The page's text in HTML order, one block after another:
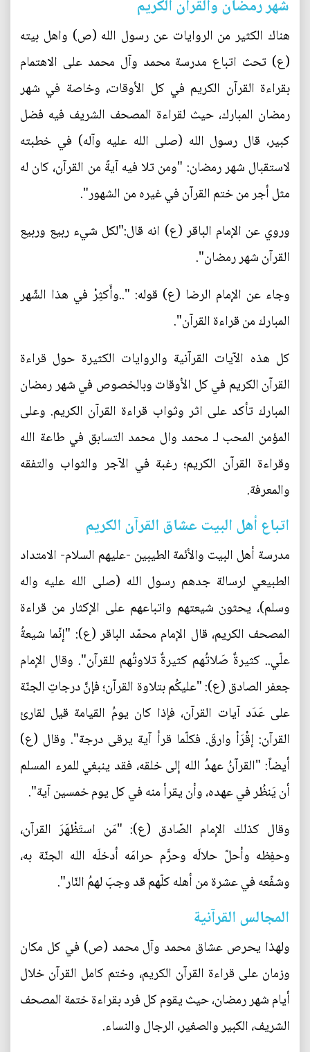
شهر رمضان والقران الكريم
هناك الكثير من الروايات عن رسول الله (ص) واهل بيته
(ع) تحث اتباع مدرسة محمد وآل محمد على الاهتمام
بقراءة القرآن الكريم في كل الأوقات، وخاصة في شهر
رمضان المبارك، حيث لقراءة المصحف الشريف فيه فضل
كبير، قال رسول الله (صلى الله عليه وآله) في خطبته
لاستقبال شهر رمضان: "ومن تلا فيه آيةً من القرآن، كان له
مثل أجر من ختم القرآن في غيره من الشهور".
وروي عن الإمام الباقر (ع) انه قال:"لكل شيء ربيع وربيع
القرآن شهر رمضان".
وجاء عن الإمام الرضا (ع) قوله: "..وأَكثِرْ في هذا الشّهر
المبارك من قراءة القرآن".
كل هذه الآيات القرآنية والروايات الكثيرة حول قراءة
القرآن الكريم في كل الأوقات وبالخصوص في شهر رمضان
المبارك تأكد على اثر وثواب قراءة القرآن الكريم. وعلى
المؤمن المحب لـ محمد وال محمد التسابق في طاعة الله
وقراءة القرآن الكريم؛ رغبة في الآجر والثواب والتفقه
والمعرفة.
اتباع أهل البيت عشاق القرآن الكريم
مدرسة أهل البيت والأئمة الطيبين -عليهم السلام- الامتداد
الطبيعي لرسالة جدهم رسول الله (صلى الله عليه واله
وسلم)، يحثون شيعتهم واتباعهم على الإكثار من قراءة
المصحف الكريم، قال الإمام محمّد الباقر (ع): "إنّما شيعةُ
علّي.. كثيرةٌ صَلاتُهم كثيرةٌ تلاوتُهم للقرآن". وقال الإمام
جعفر الصادق (ع): "عليكُم بتلاوة القرآن؛ فإنَّ درجاتِ الجنّة
على عَدَد آيات القرآن، فإذا كان يومُ القيامة قيل لقارئ
القرآن: إقْرَاْ وارقَ. فكلّما قرأ آية يرقى درجة". وقال (ع)
أيضاً: "القرآنُ عهدُ الله إلى خلقه، فقد ينبغي للمرء المسلم
أن يَنظُر في عهده، وأن يقرأ منه في كل يوم خمسين آية".
وقال كذلك الإمام الصّادق (ع): "مَن استَظْهَرَ القرآن،
وحفِظه وأحلّ حلالَه وحرَّم حرامَه أدخلَه الله الجنّة به،
وشفّعه في عشرة من أهله كلّهم قد وجبَ لهمُ النّار".
المجالس القرآنية
ولهذا يحرص عشاق محمد وآل محمد (ص) في كل مكان
وزمان على قراءة القرآن الكريم، وختم كامل القرآن خلال
أيام شهر رمضان، حيث يقوم كل فرد بقراءة ختمة المصحف
الشريف، الكبير والصغير، الرجال والنساء.